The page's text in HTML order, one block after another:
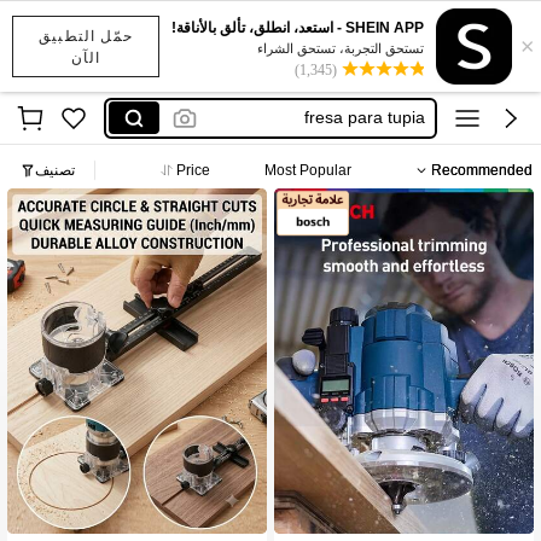
حمّل التطبيق
الآن
×
SHEIN APP - استعد، انطلق، تألق بالأناقة!
تستحق التجربة، تستحق الشراء
(1,345)
tool holder
工具ホルダー
fresa para tupia
tools holder
tool holder
工具ホルダー
Recommended
Most Popular
Price تصنيف